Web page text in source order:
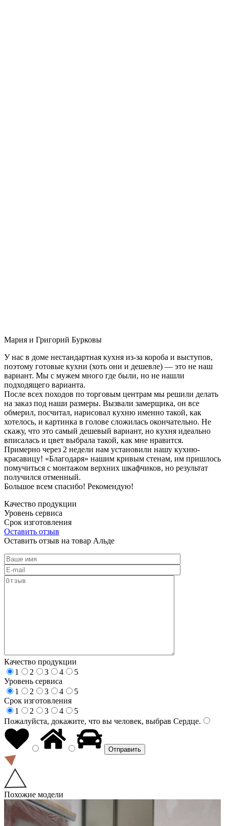
Мария и Григорий Бурковы
У нас в доме нестандартная кухня из-за короба и выступов,
поэтому готовые кухни (хоть они и дешевле) — это не наш
вариант. Мы с мужем много где были, но не нашли
подходящего варианта.
После всех походов по торговым центрам мы решили делать
на заказ под наши размеры. Вызвали замерщика, он все
обмерил, посчитал, нарисовал кухню именно такой, как
хотелось, и картинка в голове сложилась окончательно. Не
скажу, что это самый дешевый вариант, но кухня идеально
вписалась и цвет выбрала такой, как мне нравится.
Примерно через 2 недели нам установили нашу кухню-
красавицу! «Благодаря» нашим кривым стенам, им пришлось
помучиться с монтажом верхних шкафчиков, но результат
получился отменный.
Большое всем спасибо! Рекомендую!
Качество продукции
Уровень сервиса
Срок изготовления
Оставить отзыв
Оставить отзыв на товар Альде
Качество продукции
1
2 3 4
5
Уровень сервиса
1
2 3 4
5
Срок изготовления
1
2 3 4
5
Пожалуйста, докажите, что вы человек, выбрав Сердце.
Похожие модели